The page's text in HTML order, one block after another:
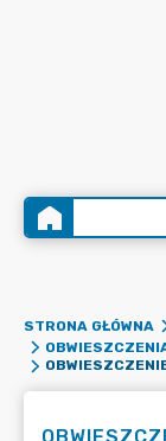
STRONA GŁÓWNA